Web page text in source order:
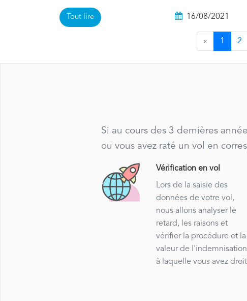
Tout lire 16/08/2021
« 1 2
Si au cours des 3 dernières
ou vous avez raté un vol en
Vérification en vol
Lors de la saisie des
données de votre vol,
nous allons analyser le
retard, les raisons et
vérifier la procédure et la
valeur de l'indemnisation
à laquelle vous avez